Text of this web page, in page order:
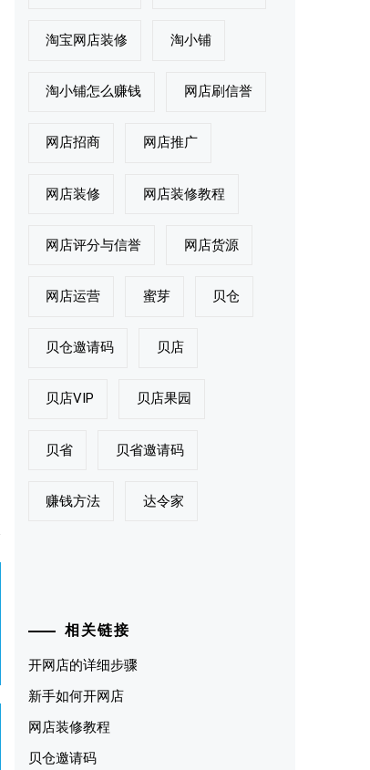
淘宝网店装修 淘小铺
淘小铺怎么赚钱 网店刷信誉
网店招商 网店推广
网店装修 网店装修教程
网店评分与信誉 网店货源
网店运营 蜜芽 贝仓
贝仓邀请码 贝店
贝店VIP 贝店果园
贝省 贝省邀请码
赚钱方法 达令家
相关链接
开网店的详细步骤
新手如何开网店
网店装修教程
贝仓邀请码